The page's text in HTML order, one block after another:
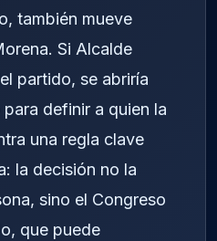
también mueve
Si Alcalde
partido, se abriría
definir a quien la
una regla clave
la decisión no la
sino el Congreso
que puede